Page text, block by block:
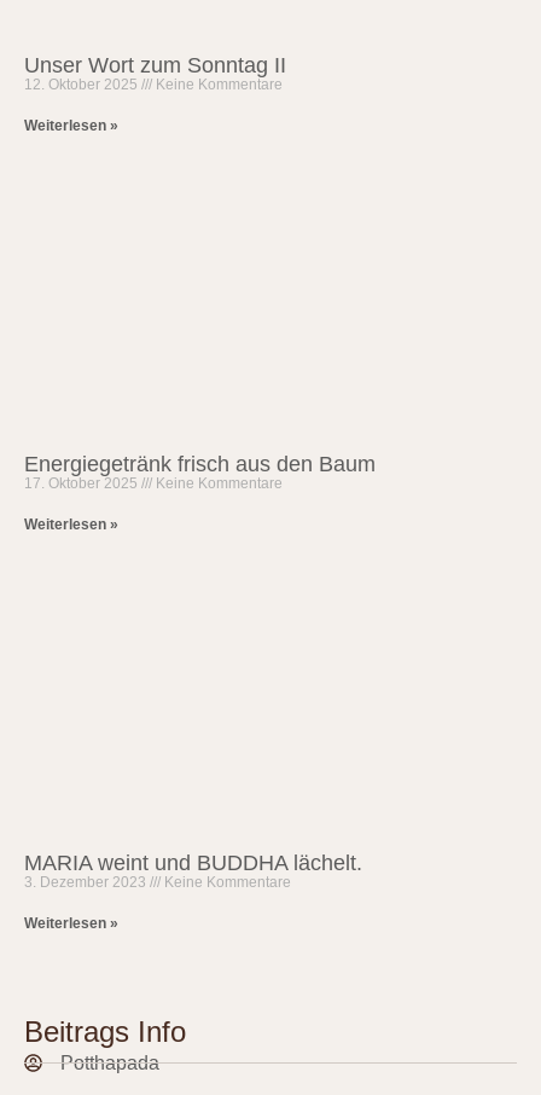
Unser Wort zum Sonntag II
12. Oktober 2025 Keine Kommentare
Weiterlesen »
Energiegetränk frisch aus den Baum
17. Oktober 2025 Keine Kommentare
Weiterlesen »
MARIA weint und BUDDHA lächelt.
3. Dezember 2023 Keine Kommentare
Weiterlesen »
Beitrags Info
Potthapada